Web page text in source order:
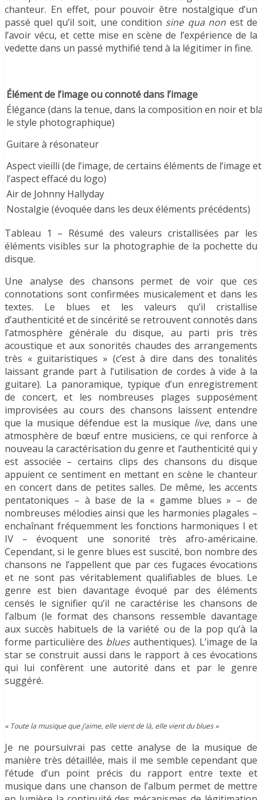
chanteur. En effet, pour pouvoir être nostalgique d’un
passé quel qu’il soit, une condition sine qua non est de
l’avoir vécu, et cette mise en scène de l’expérience de la
vedette dans un passé mythifié tend à la légitimer in fine.
Élément de l’image ou connoté dans l’image
Élégance (dans la tenue, dans la composition en noir et
le style photographique)
Guitare à résonateur
Aspect vieilli (de l’image, de certains éléments de l’image
l’aspect effacé du logo)
Air de Johnny Hallyday
Nostalgie (évoquée dans les deux éléments précédents)
Tableau 1 – Résumé des valeurs cristallisées par les
éléments visibles sur la photographie de la pochette du
disque.
Une analyse des chansons permet de voir que ces
connotations sont confirmées musicalement et dans les
textes. Le blues et les valeurs qu’il cristallise
d’authenticité et de sincérité se retrouvent connotés dans
l’atmosphère générale du disque, au parti pris très
acoustique et aux sonorités chaudes des arrangements
très « guitaristiques » (c’est à dire dans des tonalités
laissant grande part à l’utilisation de cordes à vide à la
guitare). La panoramique, typique d’un enregistrement
de concert, et les nombreuses plages supposément
improvisées au cours des chansons laissent entendre
que la musique défendue est la musique live, dans une
atmosphère de bœuf entre musiciens, ce qui renforce à
nouveau la caractérisation du genre et l’authenticité qui y
est associée – certains clips des chansons du disque
appuient ce sentiment en mettant en scène le chanteur
en concert dans de petites salles. De même, les accents
pentatoniques – à base de la « gamme blues » – de
nombreuses mélodies ainsi que les harmonies plagales –
enchaînant fréquemment les fonctions harmoniques I et
IV – évoquent une sonorité très afro-américaine.
Cependant, si le genre blues est suscité, bon nombre des
chansons ne l’appellent que par ces fugaces évocations
et ne sont pas véritablement qualifiables de blues. Le
genre est bien davantage évoqué par des éléments
censés le signifier qu’il ne caractérise les chansons de
l’album (le format des chansons ressemble davantage
aux succès habituels de la variété ou de la pop qu’à la
forme particulière des bluesauthentiques). L’image de la
star se construit aussi dans le rapport à ces évocations
qui lui confèrent une autorité dans et par le genre
suggéré.
« Toute la musique que j’aime, elle vient de là, elle vient du blues »
Je ne poursuivrai pas cette analyse de la musique de
manière très détaillée, mais il me semble cependant que
l’étude d’un point précis du rapport entre texte et
musique dans une chanson de l’album permet de mettre